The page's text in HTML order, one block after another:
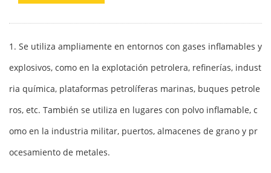
1. Se utiliza ampliamente en entornos con gases inflamables y
explosivos, como en la explotación petrolera, refinerías, indust
ria química, plataformas petrolíferas marinas, buques petrole
ros, etc. También se utiliza en lugares con polvo inflamable, c
omo en la industria militar, puertos, almacenes de grano y pr
ocesamiento de metales.